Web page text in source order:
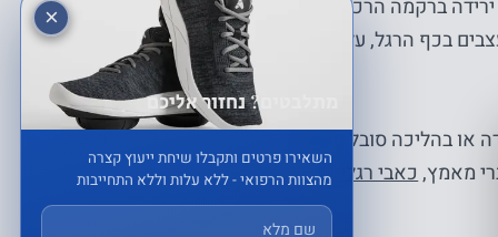
ברקמה הרכה. מחלות
בכף הרגל, על
או בהליכה סובל מעומס
מאמץ,כאבי רגליים
×
מתלבטים? נחזור אליכם
השאירו פרטים ותקבלו שיחת ייעוץ קצרה
מהצוות הרפואי - ללא עלות וללא התחייבות